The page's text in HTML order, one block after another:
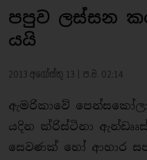
පපුව ලස්සන
යයි
2013 අගෝස්තු 13 | ප.ව. 02:14
ඇමරිකාවේ
යදින ක්රිස්ටිනා
සෙවණක් හෝ ආහාර